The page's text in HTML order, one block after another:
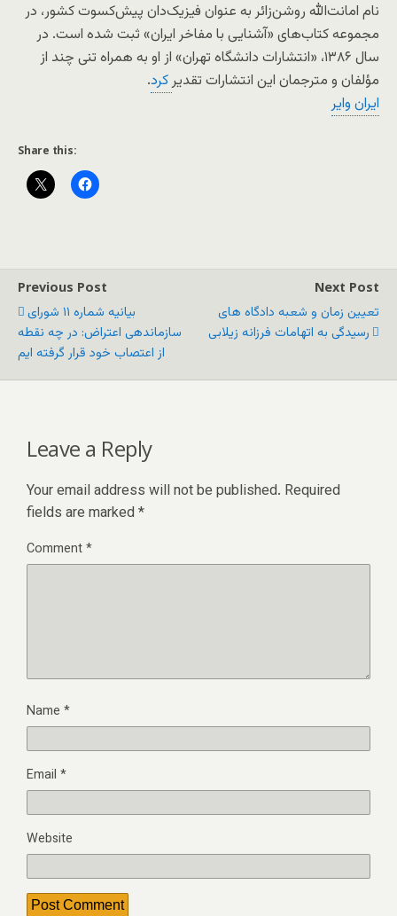
نام امانت‌الله روشن‌زائر به عنوان فیزیک‌دان پیش‌کسوت کشور، در
مجموعه کتاب‌های «آشنایی با مفاخر ایران» ثبت شده است. در
سال ۱۳۸۶، «انتشارات دانشگاه تهران» از او به همراه تنی چند از
مؤلفان و مترجمان این انتشارات تقدیرکرد.
ایران وایر
Share this:
Previous Post
بیانیه شماره ١١ شورای
سازماندهی اعتراض: در چه نقطه
از اعتصاب خود قرار گرفته ایم
Next Post
تعیین زمان و شعبه دادگاه های
رسیدگی به اتهامات فرزانه زیلابی
Leave a Reply
Your email address will not be published. Required
fields are marked *
Comment*
Name *
Email *
Website